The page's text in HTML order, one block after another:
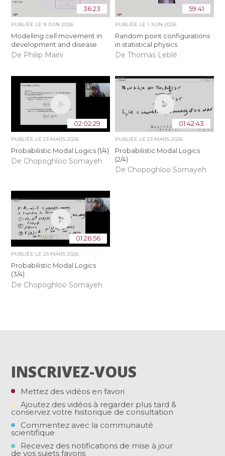
36:23
PUBLIÉE LE9 JUIN 2026
Modelling cell movement in
development and disease
De Philip Maini
59:41
PUBLIÉE LE 1 JUIN 2026
Random point configurations
in statistical physics
De Thomas Leblé
02:02:29
PUBLIÉE LE23 MARS 2026
Probabilistic Modal Logics (1/4)
De Chopoghloo Somayeh
01:42:43
PUBLIÉE LE 23 MARS 2026
Probabilistic Modal Logics
(2/4)
De Chopoghloo Somayeh
01:26:56
PUBLIÉE LE23 MARS 2026
Probabilistic Modal Logics
(3/4)
De Chopoghloo Somayeh
INSCRIVEZ-VOUS
Mettez des vidéos en favori
Ajoutez des vidéos à regarder plus tard &
conservez votre historique de consultation
Commentez avec la communauté
scientifique
Recevez des notifications de mise à jour
de vos sujets favoris